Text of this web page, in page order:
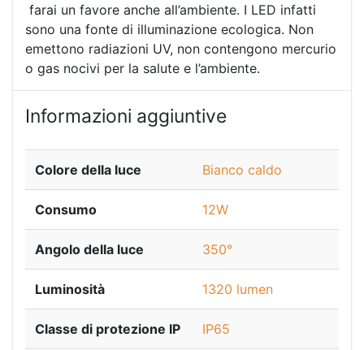
farai un favore anche all’ambiente. I LED infatti
sono una fonte di illuminazione ecologica. Non
emettono radiazioni UV, non contengono mercurio
o gas nocivi per la salute e l’ambiente.
Informazioni aggiuntive
Colore della luce Bianco caldo
Consumo 12W
Angolo della luce 350°
Luminosità 1320 lumen
Classe di protezione IP IP65